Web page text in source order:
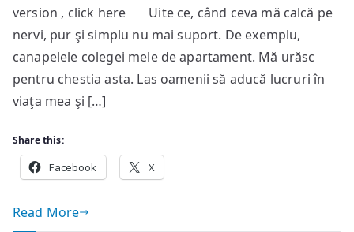
penisurile
balenei
version , click here Uite ce, când ceva mă calcă pe
nervi, pur şi simplu nu mai suport. De exemplu,
canapelele colegei mele de apartament. Mă urăsc
pentru chestia asta. Las oamenii să aducă lucruri în
viaţa mea şi […]
Share this:
Facebook X
Read More